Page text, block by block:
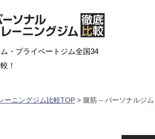
・プライベートジム全国34
！
ーニングジム比較TOP > 腹筋 – パーソナルジ